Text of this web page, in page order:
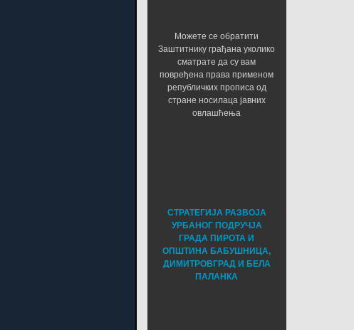
Можете се обратити
Заштитнику грађана уколико
сматрате да су вам
повређена права применом
републичких прописа од
стране носилаца јавних
овлашћења
СТРАТЕГИЈА РАЗВОЈА
УРБАНОГ ПОДРУЧЈА
ГРАДА ПИРОТА И
ОПШТИНА БАБУШНИЦА,
ДИМИТРОВГРАД И БЕЛА
ПАЛАНКА